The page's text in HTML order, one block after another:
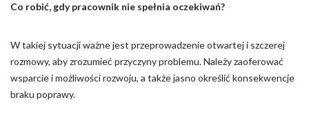
Co robić, gdy pracownik nie spełnia oczekiwań?
W takiej sytuacji ważne jest przeprowadzenie otwartej i szczerej
rozmowy, aby zrozumieć przyczyny problemu. Należy zaoferować
wsparcie i możliwości rozwoju, a także jasno określić konsekwencje
braku poprawy.